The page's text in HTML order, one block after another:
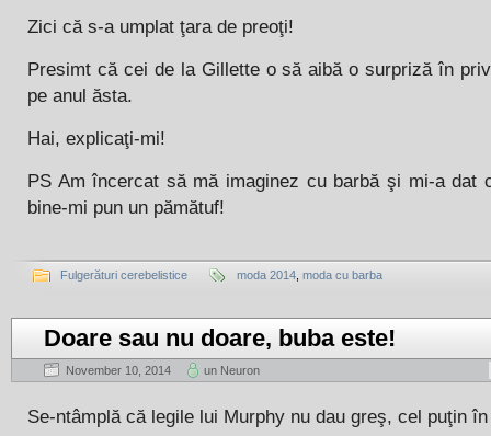
Zici că s-a umplat ţara de preoţi!
Presimt că cei de la Gillette o să aibă o surpriză în
pe anul ăsta.
Hai, explicaţi-mi!
PS Am încercat să mă imaginez cu barbă şi mi-a dat
bine-mi pun un pămătuf!
Fulgerături cerebelistice moda 2014 moda cu barba
Doare sau nu doare, buba este!
November 10, 2014 un Neuron
Se-ntâmplă că legile lui Murphy nu dau greş, cel puţin